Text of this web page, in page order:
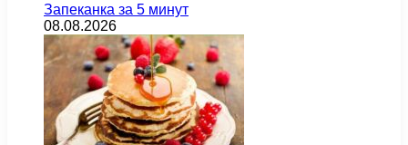
Запеканка за 5 минут
08.08.2026